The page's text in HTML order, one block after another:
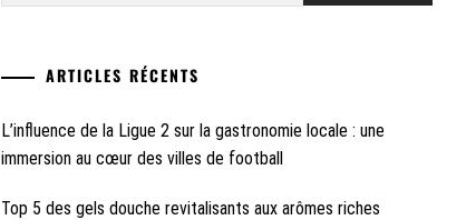
ARTICLES RÉCENTS
L’influence de la Ligue 2 sur la gastronomie locale : une
immersion au cœur des villes de football
Top 5 des gels douche revitalisants aux arômes riches